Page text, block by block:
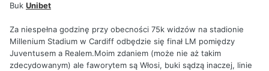
Buk Unibet
Za niespełna godzinę przy obecności 75k widzów na stadionie
Millenium Stadium w Cardiff odbędzie się finał LM pomiędzy
Juventusem a Realem.Moim zdaniem (może nie aż takim
zdecydowanym) ale faworytem są Włosi, buki sądzą inaczej, linie